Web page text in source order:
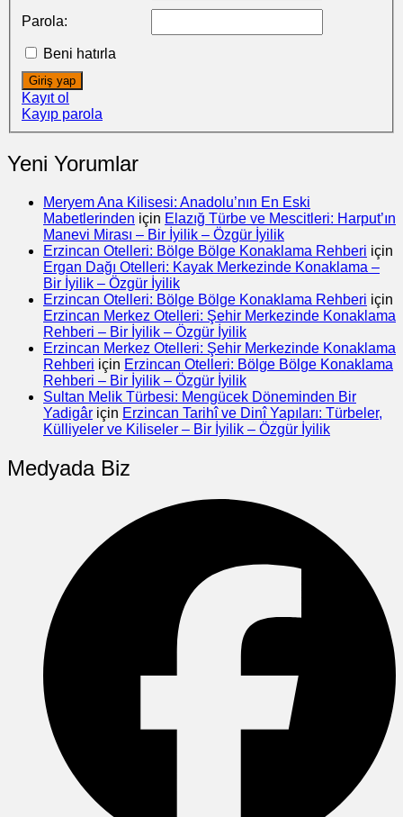
Parola:
Beni hatırla
Giriş yap
Kayıt ol
Kayıp parola
Yeni Yorumlar
Meryem Ana Kilisesi: Anadolu’nın En Eski
Mabetlerinden için Elazığ Türbe ve Mescitleri: Harput’ın
Manevi Mirası – Bir İyilik – Özgür İyilik
Erzincan Otelleri: Bölge Bölge Konaklama Rehberi için
Ergan Dağı Otelleri: Kayak Merkezinde Konaklama –
Bir İyilik – Özgür İyilik
Erzincan Otelleri: Bölge Bölge Konaklama Rehberi için
Erzincan Merkez Otelleri: Şehir Merkezinde Konaklama
Rehberi – Bir İyilik – Özgür İyilik
Erzincan Merkez Otelleri: Şehir Merkezinde Konaklama
Rehberi için Erzincan Otelleri: Bölge Bölge Konaklama
Rehberi – Bir İyilik – Özgür İyilik
Sultan Melik Türbesi: Mengücek Döneminden Bir
Yadigâr için Erzincan Tarihî ve Dinî Yapıları: Türbeler,
Külliyeler ve Kiliseler – Bir İyilik – Özgür İyilik
Medyada Biz